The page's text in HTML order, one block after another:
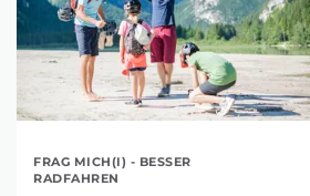
FRAG MICH(I) - BESSER
RADFAHREN